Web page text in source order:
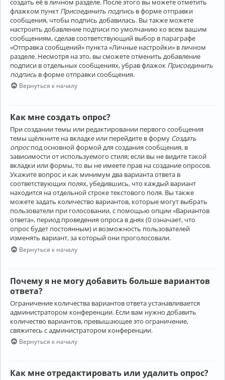
флажком пункт Присоединить подпись в форме отправки
сообщения, чтобы подпись добавилась. Вы также можете
настроить добавление подписи по умолчанию ко всем вашим
сообщениям, сделав соответствующий выбор в параграфе
«Отправка сообщений» пункта «Личные настройки» в личном
разделе. Несмотря на это, вы сможете отменить добавление
подписи в отдельных сообщениях, убрав флажок Присоединить
подпись в форме отправки сообщения.
Вернуться к началу
Как мне создать опрос?
При создании темы или редактировании первого сообщения
темы щёлкните на вкладке или перейдите в форму Создать
опроспод основной формой для создания сообщения, в
зависимости от используемого стиля; если вы не видите такой
вкладки или формы, то вы не имеете прав на создание опросов.
Укажите вопрос и как минимум два варианта ответа в
соответствующих полях, убедившись, что каждый вариант
находится на отдельной строке текстового поля. Вы также
можете задать количество вариантов, которые могут выбрать
пользователи при голосовании, с помощью опции «Вариантов
ответа», период проведения опроса в днях (0 означает, что
опрос будет постоянным) и возможность пользователей
изменять вариант, за который они проголосовали.
Вернуться к началу
Почему я не могу добавить больше вариантов
ответа?
Ограничение количества вариантов ответа устанавливается
администратором конференции. Если вам нужно добавить
количество вариантов, превышающее это ограничение,
свяжитесь с администратором конференции.
Вернуться к началу
Как мне отредактировать или удалить опрос?